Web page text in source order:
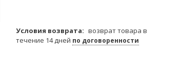
возврат товара в
течение 14 дней по договоренности